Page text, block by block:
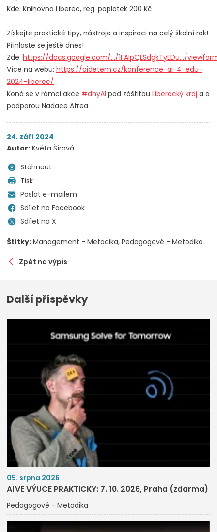
Kde: Knihovna Liberec, reg. poplatek 200 Kč
Získejte praktické tipy, nástroje a inspiraci na celý školní rok!
Přihlaste se ještě dnes!
Zde: https://docs.google.com/.../1FAIpQLSdgkTyEDu.../
Více na webu: https://aidetem.cz/konference-ai-4-edu-
2024-liberec/
Koná se v rámci akce #dnyAI pod záštitou Liberecký kraj a a
podporou Nadace Atrea.
24. září 2024
Autor: Květa Šírová
Stáhnout
Tisk
Poslat e-mailem
Sdílet na Facebook
Sdílet na X
Štítky: Management - Metodika Pedagogové - Metodika
Zpět na výpis
Další příspěvky
05. srpna 2026
AI VE VÝUCE PRAKTICKY: 7. 10. 2026, Praha (zdarma)
Pedagogové - Metodika